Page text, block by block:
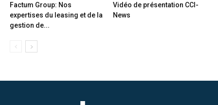
Factum Group: Nos
expertises du leasing et de la
gestion de...
Vidéo de présentation CCI-
News